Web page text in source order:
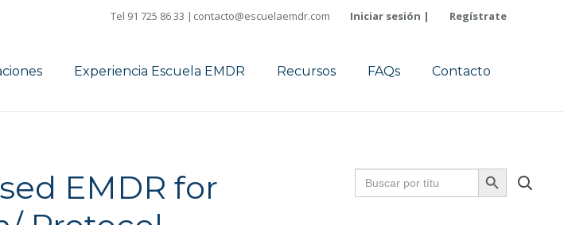
Tel 91 725 86 33 | contacto@escuelaemdr.com Iniciar sesión | Regístrate
Experiencia Escuela EMDR Recursos FAQs Contacto
EMDR for
Buscar:
Botón
de